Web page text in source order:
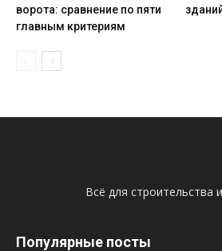
ворота: сравнение по пяти
главным критериям
Всё для строительства
Популярные посты